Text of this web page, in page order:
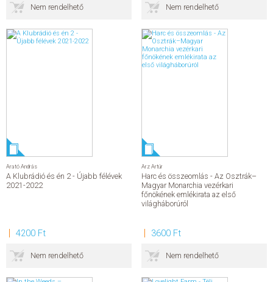
Nem rendelhető Nem rendelhető
Arató András
A Klubrádió és én 2 - Újabb félévek
2021-2022
4200 Ft
Nem rendelhető
Arz Artúr
Harc és összeomlás - Az Osztrák–
Magyar Monarchia vezérkari
főnökének emlékirata az első
világháborúról
3600 Ft
Nem rendelhető